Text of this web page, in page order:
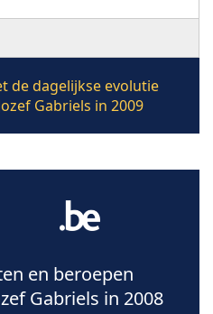
de dagelijkse evolutie
Gabriels in 2009
en beroepen
Gabriels in 2008